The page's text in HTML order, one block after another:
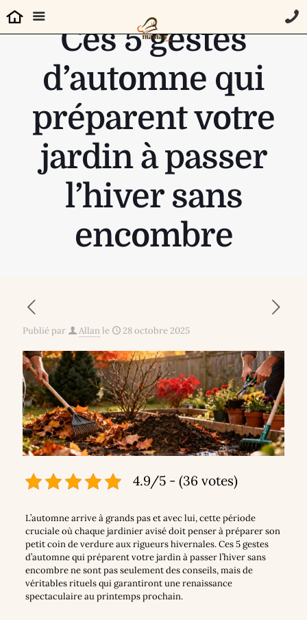
Ces 5 gestes
d’automne qui
préparent votre
jardin à passer
l’hiver sans
encombre
Publié par Allan le 28 octobre 2025
4.9/5 - (36 votes)
L’automne arrive à grands pas et avec lui, cette période
cruciale où chaque jardinier avisé doit penser à préparer son
petit coin de verdure aux rigueurs hivernales. Ces 5 gestes
d’automne qui préparent votre jardin à passer l’hiver sans
encombre ne sont pas seulement des conseils, mais de
véritables rituels qui garantiront une renaissance
spectaculaire au printemps prochain.